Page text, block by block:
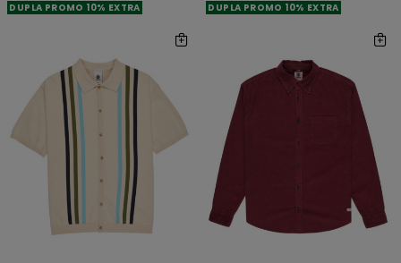
DUPLA PROMO 10% EXTRA
DUPLA PROMO 10% EXTRA